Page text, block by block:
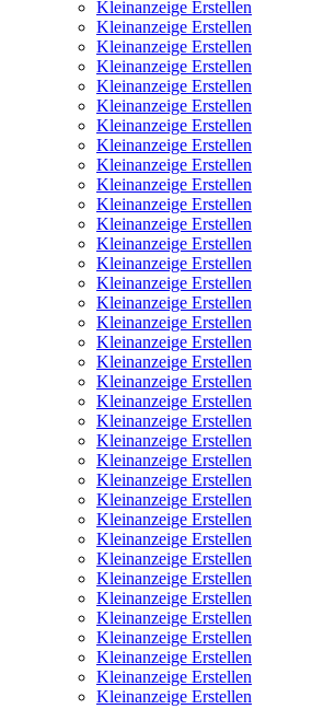
Kleinanzeige Erstellen
Kleinanzeige Erstellen
Kleinanzeige Erstellen
Kleinanzeige Erstellen
Kleinanzeige Erstellen
Kleinanzeige Erstellen
Kleinanzeige Erstellen
Kleinanzeige Erstellen
Kleinanzeige Erstellen
Kleinanzeige Erstellen
Kleinanzeige Erstellen
Kleinanzeige Erstellen
Kleinanzeige Erstellen
Kleinanzeige Erstellen
Kleinanzeige Erstellen
Kleinanzeige Erstellen
Kleinanzeige Erstellen
Kleinanzeige Erstellen
Kleinanzeige Erstellen
Kleinanzeige Erstellen
Kleinanzeige Erstellen
Kleinanzeige Erstellen
Kleinanzeige Erstellen
Kleinanzeige Erstellen
Kleinanzeige Erstellen
Kleinanzeige Erstellen
Kleinanzeige Erstellen
Kleinanzeige Erstellen
Kleinanzeige Erstellen
Kleinanzeige Erstellen
Kleinanzeige Erstellen
Kleinanzeige Erstellen
Kleinanzeige Erstellen
Kleinanzeige Erstellen
Kleinanzeige Erstellen
Kleinanzeige Erstellen